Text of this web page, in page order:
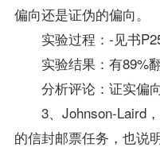
偏向还是证伪的偏向。
实验过程：-见书
实验结果：有89%翻
分析评论：证实偏向
3、Johnson-Laird，
的信封邮票任务，也说